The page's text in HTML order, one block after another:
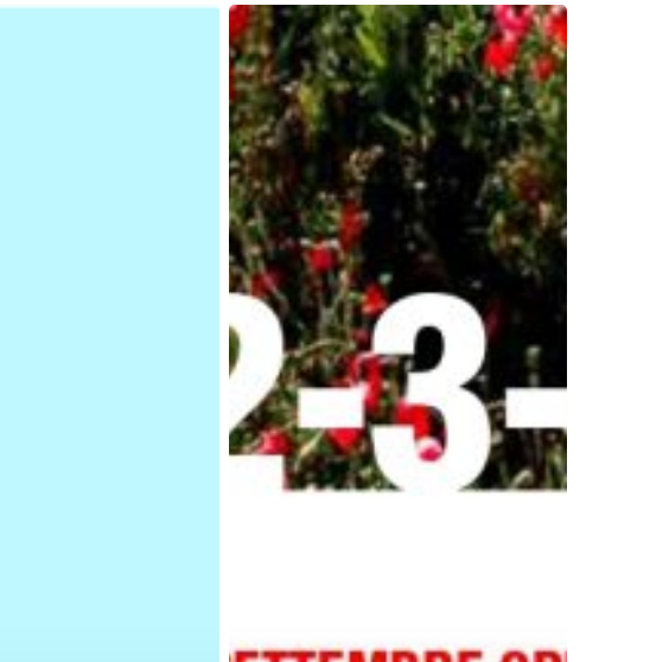
Festa
Unità
2022
a
Villa
Fastiggi